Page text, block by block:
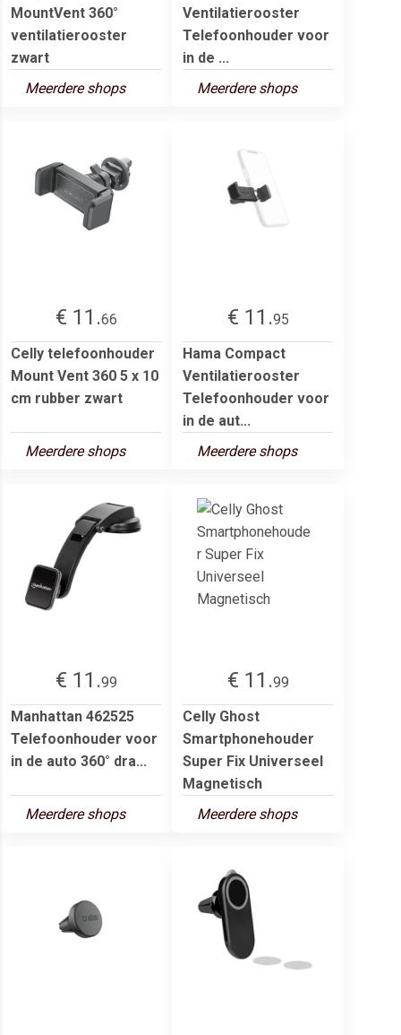
MountVent 360°
ventilatierooster
zwart
Meerdere shops
Ventilatierooster
Telefoonhouder voor
in de ...
Meerdere shops
€ 11.66
Celly telefoonhouder
Mount Vent 360 5 x 10
cm rubber zwart
Meerdere shops
€ 11.95
Hama Compact
Ventilatierooster
Telefoonhouder voor
in de aut...
Meerdere shops
€ 11.99
Manhattan 462525
Telefoonhouder voor
in de auto 360° dra...
Meerdere shops
€ 11.99
Celly Ghost
Smartphonehouder
Super Fix Universeel
Magnetisch
Meerdere shops